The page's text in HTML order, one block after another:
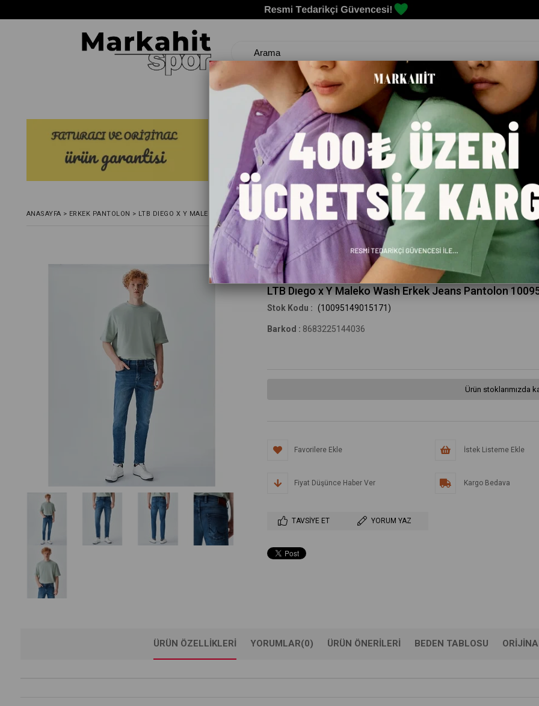
Erkek Kadın Çocuk Spor Malzemeleri Markalar Blog
ANASAYFA > ERKEK PANTOLON > LTB DIEGO X Y MALEKO WASH ERKEK JEANS PANTOLON 10095149015171
Little Big
LTB Dıego x Y Maleko Wash Erkek Jeans Pantolon
(10095149015171)
Barkod : 8683225144036
Ürün stoklarımızda
Favorilere Ekle İstek Listeme Ekle
Fiyat Düşünce Haber Ver Kargo Bedava
TAVSIYE ET YORUM YAZ
ÜRÜN ÖZELLIKLERI YORUMLAR(0) ÜRÜN ÖNERILERI BEDEN TABLOSU